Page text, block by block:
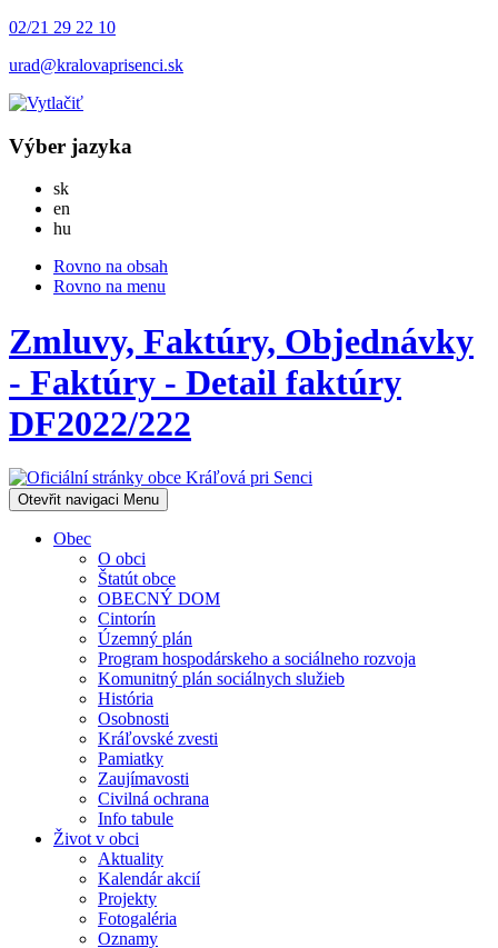
02/21 29 22 10
urad@kralovaprisenci.sk
Výber jazyka
skSlovensky
en
hu
Rovno na obsah
Rovno na menu
Zmluvy, Faktúry, Objednávky
- Faktúry - Detail faktúry
DF2022/222
Otevřit navigaci Menu
Obec
O obci
Štatút obce
OBECNÝ DOM
Cintorín
Územný plán
Program hospodárskeho a sociálneho rozvoja
Komunitný plán sociálnych služieb
História
Osobnosti
Kráľovské zvesti
Pamiatky
Zaujímavosti
Civilná ochrana
Info tabule
Život v obci
Aktuality
Kalendár akcií
Projekty
Fotogaléria
Oznamy